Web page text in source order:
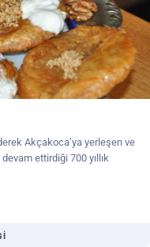
Akçakoca’ya yerleşen ve
ettirdiği 700 yıllık